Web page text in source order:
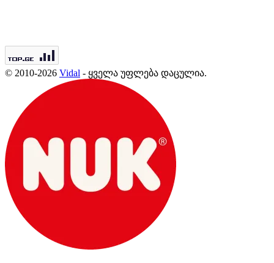
© 2010-2026 Vidal - ყველა უფლება დაცულია.